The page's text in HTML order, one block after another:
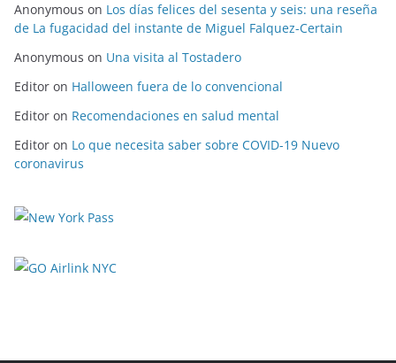
Anonymous on Los días felices del sesenta y seis: una reseña
de La fugacidad del instante de Miguel Falquez-Certain
Anonymous on Una visita al Tostadero
Editor on Halloween fuera de lo convencional
Editor on Recomendaciones en salud mental
Editor on Lo que necesita saber sobre COVID-19 Nuevo
coronavirus